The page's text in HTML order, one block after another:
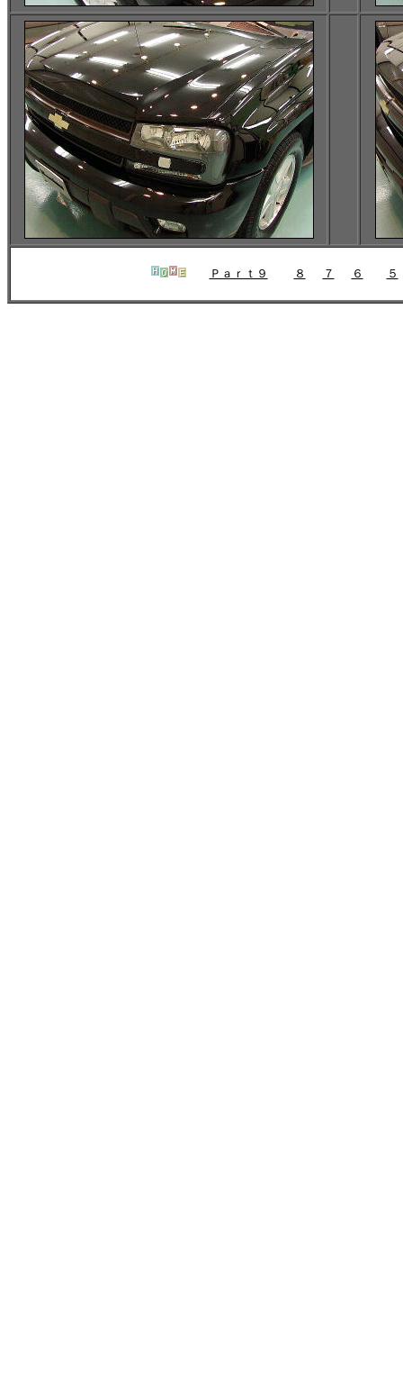
Ｐａｒｔ９ ８ ７ ６ ５